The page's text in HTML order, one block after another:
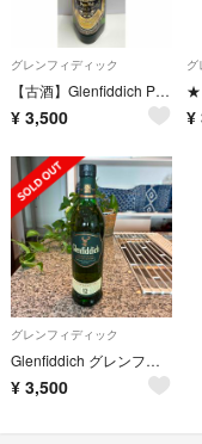
グレンフィディック
【古酒】Glenfiddich Pure Malt グレンフィディック 43度
¥ 3,500
グ
¥
グレンフィディック
Glenfiddich グレンフィディック 12年 700ml 箱付 未開封
¥ 3,500